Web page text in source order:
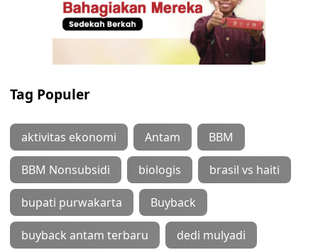
Tag Populer
aktivitas ekonomi Antam BBM
BBM Nonsubsidi biologis brasil vs haiti
bupati purwakarta Buyback
buyback antam terbaru dedi mulyadi